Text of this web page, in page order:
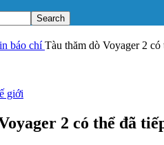
báo chí Tàu thăm dò Voyager 2 có
giới
2 có thể đã